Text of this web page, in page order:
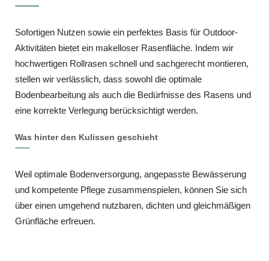
Sofortigen Nutzen sowie ein perfektes Basis für Outdoor-
Aktivitäten bietet ein makelloser Rasenfläche. Indem wir
hochwertigen Rollrasen schnell und sachgerecht montieren,
stellen wir verlässlich, dass sowohl die optimale
Bodenbearbeitung als auch die Bedürfnisse des Rasens und
eine korrekte Verlegung berücksichtigt werden.
Was hinter den Kulissen geschieht
Weil optimale Bodenversorgung, angepasste Bewässerung
und kompetente Pflege zusammenspielen, können Sie sich
über einen umgehend nutzbaren, dichten und gleichmäßigen
Grünfläche erfreuen.